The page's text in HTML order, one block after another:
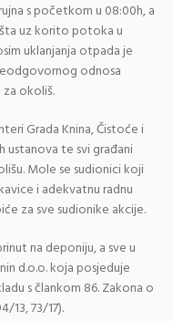
s početkom u 08:00h, a
uz korito potoka u
uklanjanja otpada je
odnosa
okoliš.
Grada Knina, Čistoće i
ustanova te svi građani
Mole se sudionici koji
i adekvatnu radnu
za sve sudionike akcije.
na deponiju, a sve u
d.o.o. koja posjeduje
s člankom 86. Zakona o
13, 73/17).